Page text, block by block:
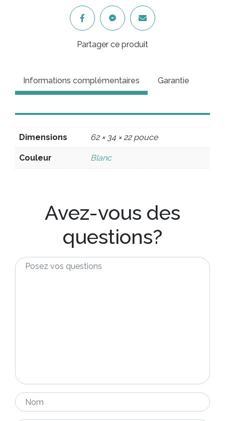
Partager ce produit
Informations complémentaires Garantie
Dimensions 62 × 34 × 22 pouce
Couleur Blanc
Avez-vous des
questions?
Posez
vos
Nom